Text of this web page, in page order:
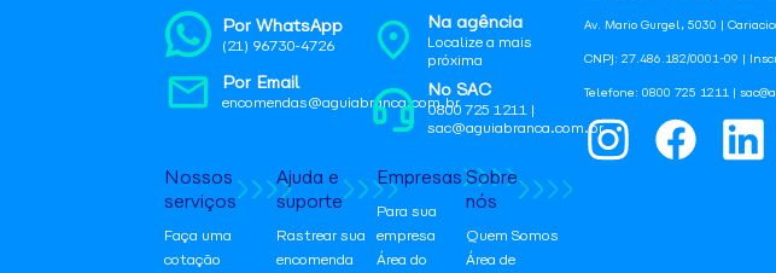
Av. Mario Gurgel, 5030 |
CNPJ: 27.486.182/0001-09 |
Telefone: 0800 725 1211 |
Por WhatsApp
(21) 96730-4726
Por Email
encomendas@aguiabranca.com.br
Na agência
Localize a mais
próxima
No SAC
0800 725 1211 |
sac@aguiabranca.com.br
Nossos
serviços
Faça uma
cotação
Ajuda e
suporte
Rastrear sua
encomenda
Empresas
Para sua
empresa
Área do
Sobre
nós
Quem Somos
Área de